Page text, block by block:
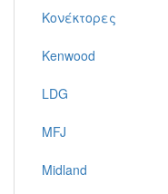
Κονέκτορες
Kenwood
LDG
MFJ
Midland